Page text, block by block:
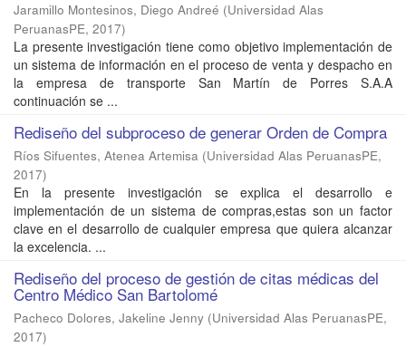
Jaramillo Montesinos, Diego Andreé (Universidad Alas
PeruanasPE, 2017)
La presente investigación tiene como objetivo implementación de
un sistema de información en el proceso de venta y despacho en
la empresa de transporte San Martín de Porres S.A.A
continuación se ...
Rediseño del subproceso de generar Orden de Compra
Ríos Sifuentes, Atenea Artemisa (Universidad Alas PeruanasPE,
2017)
En la presente investigación se explica el desarrollo e
implementación de un sistema de compras,estas son un factor
clave en el desarrollo de cualquier empresa que quiera alcanzar
la excelencia. ...
Rediseño del proceso de gestión de citas médicas del
Centro Médico San Bartolomé
Pacheco Dolores, Jakeline Jenny (Universidad Alas PeruanasPE,
2017)